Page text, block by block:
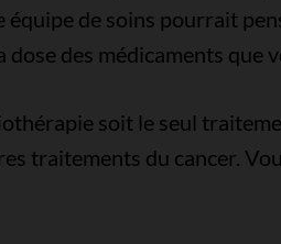
de soins pourrait
des médicaments que
soit le seul
traitements du cancer.